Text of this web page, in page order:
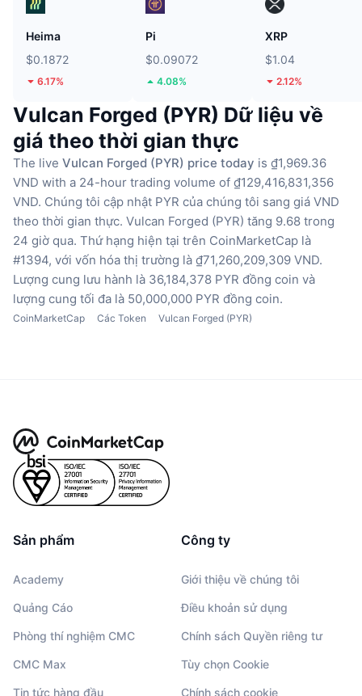
Heima
$0.1872
6.17%
Pi
$0.09072
4.08%
XRP
$1.04
2.12%
Vulcan Forged (PYR) Dữ liệu về
giá theo thời gian thực
The live Vulcan Forged (PYR) price today is ₫1,969.36
VND with a 24-hour trading volume of ₫129,416,831,356
VND. Chúng tôi cập nhật PYR của chúng tôi sang giá VND
theo thời gian thực. Vulcan Forged (PYR) tăng 9.68 trong
24 giờ qua. Thứ hạng hiện tại trên CoinMarketCap là
#1394, với vốn hóa thị trường là ₫71,260,209,309 VND.
Lượng cung lưu hành là 36,184,378 PYR đồng coin và
lượng cung tối đa là 50,000,000 PYR đồng coin.
CoinMarketCap Các Token Vulcan Forged (PYR)
Sản phẩm
Academy
Quảng Cáo
Phòng thí nghiệm CMC
CMC Max
Tin tức hàng đầu
Công ty
Giới thiệu về chúng tôi
Điều khoản sử dụng
Chính sách Quyền riêng tư
Tùy chọn Cookie
Chính sách cookie